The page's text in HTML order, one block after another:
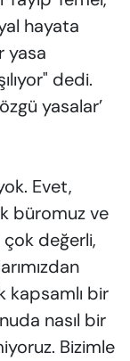
hayata
yasa
dedi.
yasalar’
Evet,
büromuz ve
değerli,
kapsamlı bir
nasıl bir
Bizimle